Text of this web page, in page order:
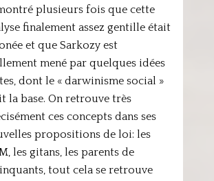
plusieurs fois que cette
finalement assez gentille était
et que Sarkozy est
mené par quelques idées
dont le « darwinisme social »
la base. On retrouve très
ces concepts dans ses
propositions de loi: les
les gitans, les parents de
tout cela se retrouve